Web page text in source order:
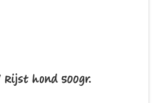
hond 500gr.